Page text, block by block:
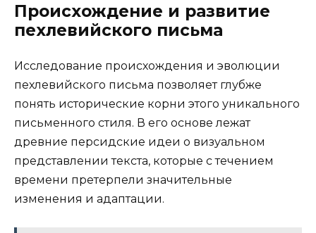
Происхождение и развитие
пехлевийского письма
Исследование происхождения и эволюции
пехлевийского письма позволяет глубже
понять исторические корни этого уникального
письменного стиля. В его основе лежат
древние персидские идеи о визуальном
представлении текста, которые с течением
времени претерпели значительные
изменения и адаптации.